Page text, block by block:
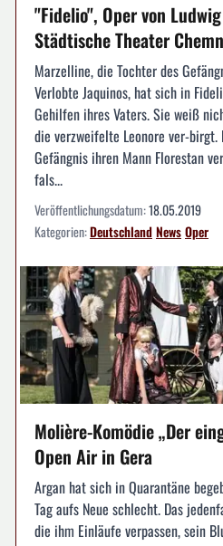
"Fidelio", Oper von
Städtische Theater
Marzelline, die Tochter des
Verlobte Jaquinos, hat sich in
Gehilfen ihres Vaters. Sie weiß
die verzweifelte Leonore ver-birgt.
Gefängnis ihren Mann Florestan
fals...
Veröffentlichungsdatum:18.05.2019
Kategorien:DeutschlandNewsOper
Molière-Komödie „Der
Open Air in Gera
Argan hat sich in Quarantäne
Tag aufs Neue schlecht. Das
die ihm Einläufe verpassen, sein